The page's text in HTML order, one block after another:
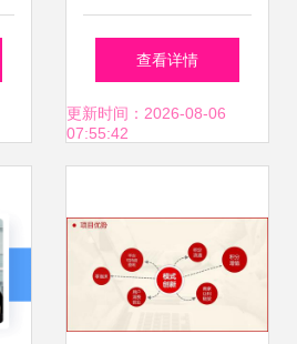
合作怎么选？波特
五力分析利与弊与
查看详情
更新时间：2026-08-06
07:55:42